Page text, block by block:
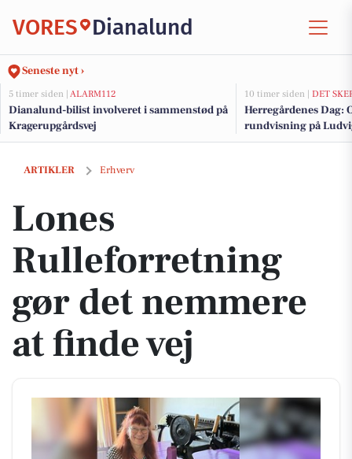
VORES Dianalund
Seneste nyt ›
5 timer siden | ALARM112
Dianalund-bilist involveret i sammenstød på
Kragerupgårdsvej
10 timer siden | DET
Herregårdenes Dag:
rundvisning på
Tersløsegaard
ARTIKLER Erhverv
Lones Rulleforretning gør det nemmere at finde vej
Lones
Rulleforretning
gør det nemmere
at finde vej